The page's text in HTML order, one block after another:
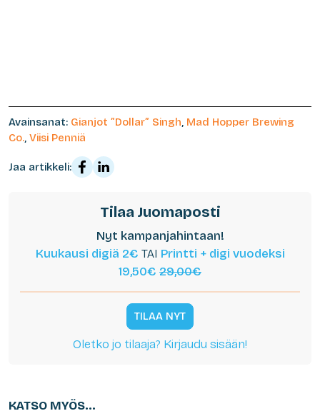
Avainsanat: Gianjot ”Dollar” Singh, Mad Hopper Brewing
Co., Viisi Penniä
Jaa artikkeli:
Tilaa Juomaposti
Nyt kampanjahintaan!
Kuukausi digiä 2€ TAI Printti + digi vuodeksi
19,50€ 29,00€
TILAA NYT
Oletko jo tilaaja? Kirjaudu sisään!
KATSO MYÖS...